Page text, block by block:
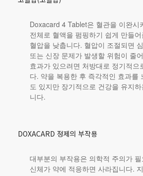
Doxacard 4 Tablet은 혈관을 이완시
전체로 혈액을 펌핑하기 쉽게 만들
혈압을 낮춥니다. 혈압이 조절되면
또는 신장 문제가 발생할 위험이 줄
효과가 있으려면 처방대로 정기적으
다. 약을 복용한 후 즉각적인 효과를
도 있지만 장기적으로 건강을 유지
니다.
DOXACARD 정제의 부작용
대부분의 부작용은 의학적 주의가
신체가 약에 적응하면 사라집니다.